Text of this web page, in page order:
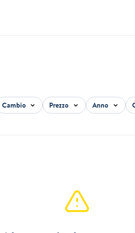
Cambio Prezzo Anno